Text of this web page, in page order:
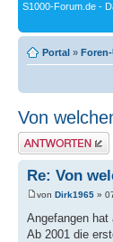
S1000-Forum.de -
Portal »
Von
Antwort erstellen
Re: Von
von Dirk1965 »
Angefangen hat
Ab 2001 die